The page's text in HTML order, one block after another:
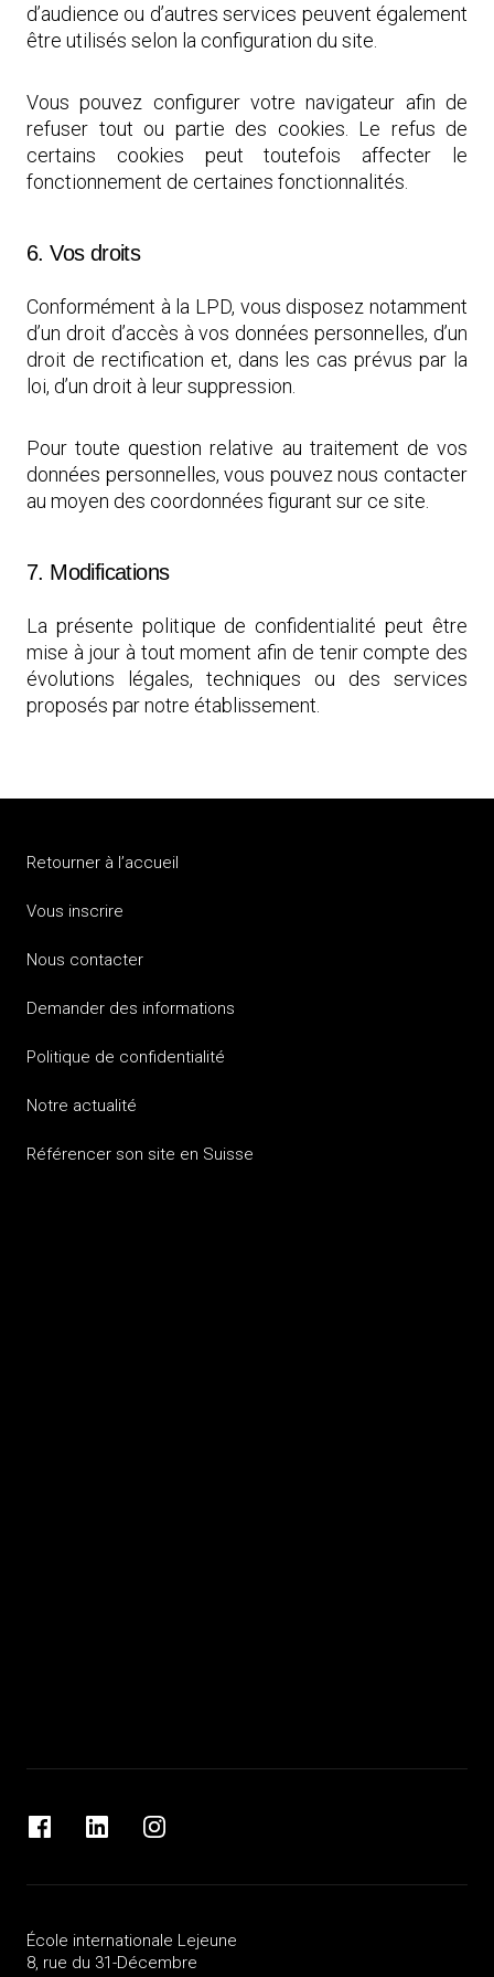
d’audience ou d’autres services peuvent également
être utilisés selon la configuration du site.
Vous pouvez configurer votre navigateur afin de
refuser tout ou partie des cookies. Le refus de
certains cookies peut toutefois affecter le
fonctionnement de certaines fonctionnalités.
6. Vos droits
Conformément à la LPD, vous disposez notamment
d’un droit d’accès à vos données personnelles, d’un
droit de rectification et, dans les cas prévus par la
loi, d’un droit à leur suppression.
Pour toute question relative au traitement de vos
données personnelles, vous pouvez nous contacter
au moyen des coordonnées figurant sur ce site.
7. Modifications
La présente politique de confidentialité peut être
mise à jour à tout moment afin de tenir compte des
évolutions légales, techniques ou des services
proposés par notre établissement.
Retourner à l’accueil
Vous inscrire
Nous contacter
Demander des informations
Politique de confidentialité
Notre actualité
Référencer son site en Suisse
FacebookLinkedIn Instagram
École internationale Lejeune
8, rue du 31-Décembre